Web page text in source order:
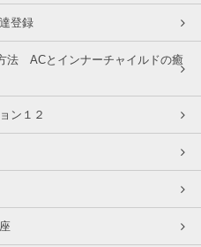
登録
法 ACとインナーチャイルドの癒
ン１２